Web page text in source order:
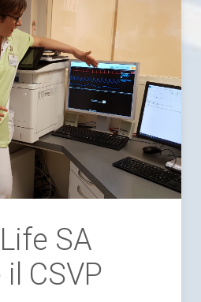
SA
CSVP